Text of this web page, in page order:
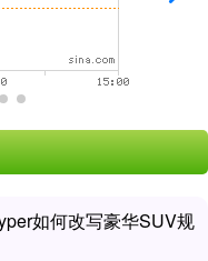
如何改写豪华SUV规